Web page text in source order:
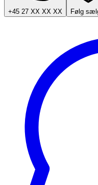
+45 27 XX XX XX Følg